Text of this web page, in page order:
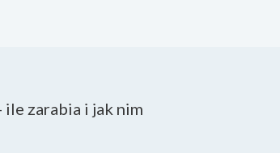
zarabia i jak nim